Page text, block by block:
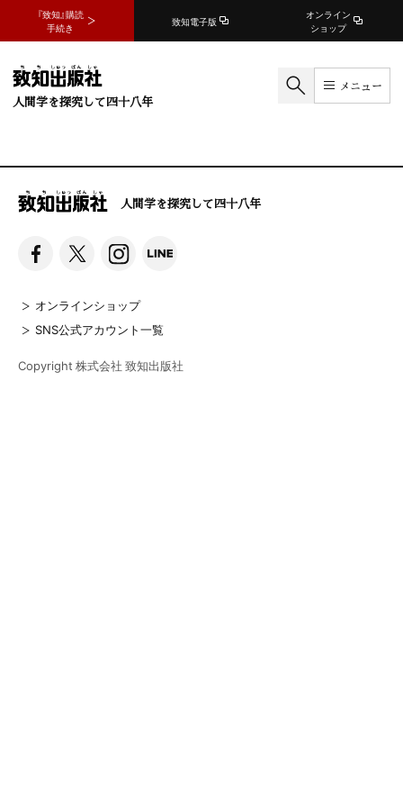
『致知』購読
手続き
致知電子版
オンライン
ショップ
人間学を探究して四十八年
メニュー
人間学を探究して四十八年
オンラインショップ
SNS公式アカウント一覧
Copyright 株式会社 致知出版社